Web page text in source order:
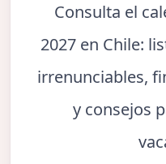
Consulta el
2027 en Chile:
irrenunciables,
y consejos